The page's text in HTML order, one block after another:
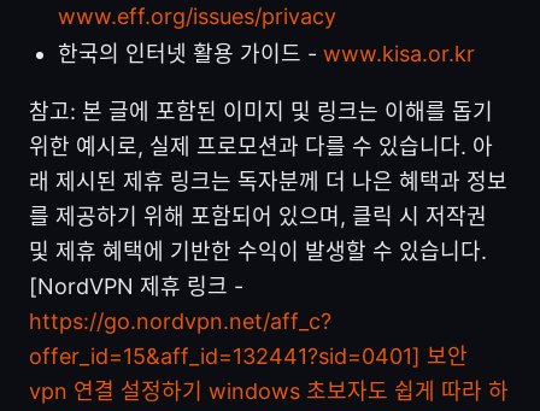
www.eff.org/issues/privacy
한국의 인터넷 활용 가이드 - www.kisa.or.kr
참고: 본 글에 포함된 이미지 및 링크는 이해를 돕기
위한 예시로, 실제 프로모션과 다를 수 있습니다. 아
래 제시된 제휴 링크는 독자분께 더 나은 혜택과 정보
를 제공하기 위해 포함되어 있으며, 클릭 시 저작권
및 제휴 혜택에 기반한 수익이 발생할 수 있습니다.
[NordVPN 제휴 링크 -
https://go.nordvpn.net/aff_c?
offer_id=15&aff_id=132441?sid=0401] 보안
vpn 연결 설정하기 windows 초보자도 쉽게 따라 하